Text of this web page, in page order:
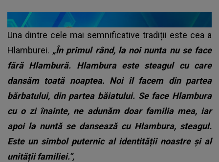
Una dintre cele mai semnificative tradiții este cea a
Hlamburei. „În primul rând, la noi nunta nu se face
fără Hlambură. Hlambura este steagul cu care
dansăm toată noaptea. Noi îl facem din partea
bărbatului, din partea băiatului. Se face Hlambura
cu o zi înainte, ne adunăm doar familia mea, iar
apoi la nuntă se dansează cu Hlambura, steagul.
Este un simbol puternic al identității noastre și al
unității familiei.”,